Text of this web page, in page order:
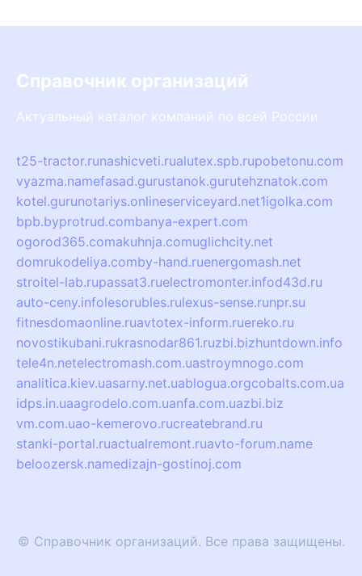
Справочник организаций
Актуальный каталог компаний по всей России
t25-tractor.runashicveti.rualutex.spb.rupobetonu.com
vyazma.namefasad.gurustanok.gurutehznatok.com
kotel.gurunotariys.onlineserviceyard.net1igolka.com
bpb.byprotrud.combanya-expert.com
ogorod365.comakuhnja.comuglichcity.net
domrukodeliya.comby-hand.ruenergomash.net
stroitel-lab.rupassat3.ruelectromonter.infod43d.ru
auto-ceny.infolesorubles.rulexus-sense.runpr.su
fitnesdomaonline.ruavtotex-inform.ruereko.ru
novostikubani.rukrasnodar861.ruzbi.bizhuntdown.info
tele4n.netelectromash.com.uastroymnogo.com
analitica.kiev.uasarny.net.uablogua.orgcobalts.com.ua
idps.in.uaagrodelo.com.uanfa.com.uazbi.biz
vm.com.uao-kemerovo.rucreatebrand.ru
stanki-portal.ruactualremont.ruavto-forum.name
beloozersk.namedizajn-gostinoj.com
© Справочник организаций. Все права защищены.